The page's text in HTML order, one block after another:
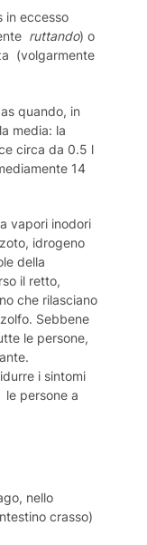
in eccesso
ruttando) o
(volgarmente
quando, in
media: la
circa da 0.5 l
14
vapori inodori
idrogeno
della
il retto,
che rilasciano
Sebbene
le persone,
i sintomi
persone a
nello
crasso)